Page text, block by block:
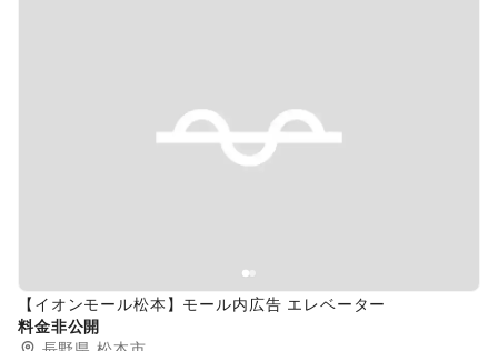
Previous slide
【イオンモール松本】モール内広告 エレベーター
料金非公開